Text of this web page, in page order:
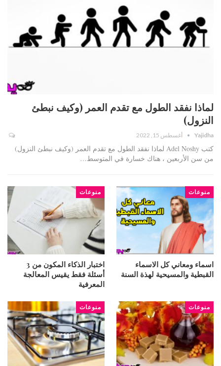
لماذا نفقد الطول مع تقدم العمر (وكيف نبطئ
النزول)
Yajidha أغسطس 15, 2022
كتب Adel Noshy لماذا نفقد الطول مع تقدم العمر (وكيف نبطئ النزول)
من سن الأربعين ، هناك خسارة في المتوسط…
منوعات
اسماء ومعاني كل الاسماء
القبطية والمسيحية لهذة السنة
منوعات
اختبار الذكاء المكون من 3
أسئلة فقط يقيس المعالجة
المعرفية
منوعات منوعات